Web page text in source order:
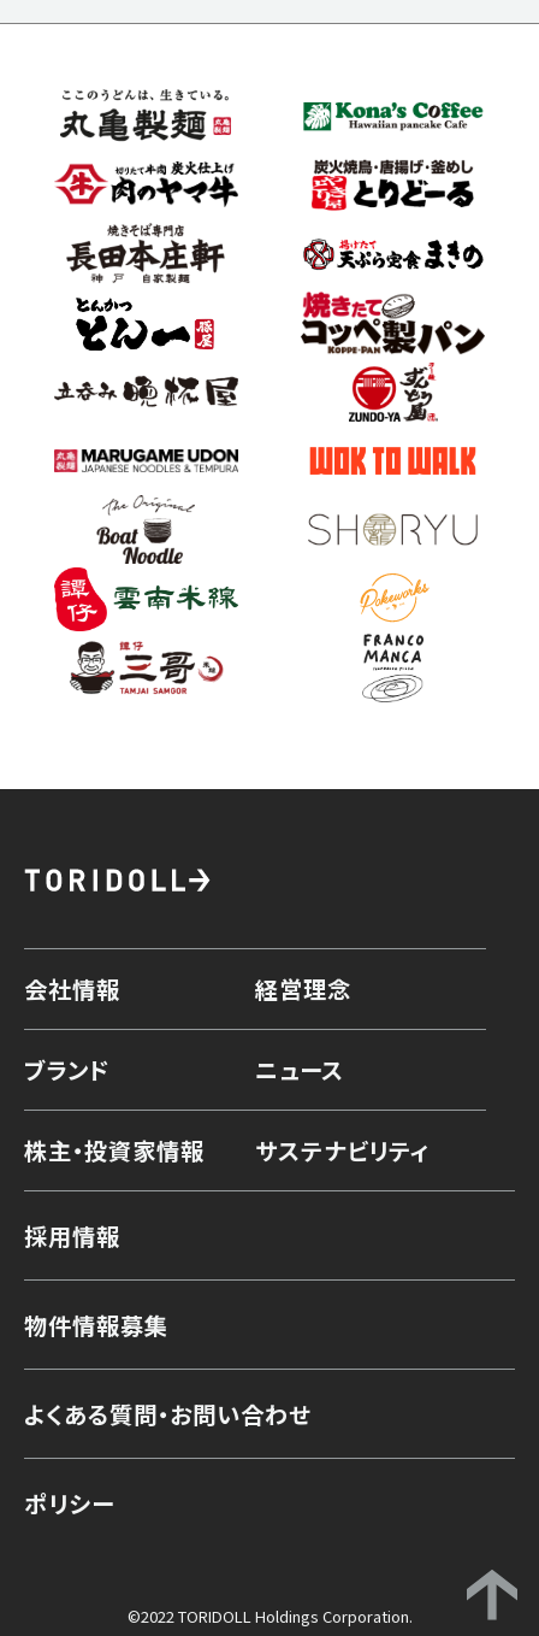
会社情報 経営理念
ブランド ニュース
株主・投資家情報 サステナビリティ
採用情報
物件情報募集
よくある質問・お問い合わせ
ポリシー
©2022 TORIDOLL Holdings Corporation.